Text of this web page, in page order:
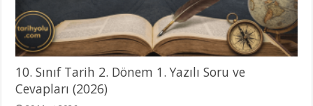
10. Sınıf Tarih 2. Dönem 1. Yazılı Soru ve
Cevapları (2026)